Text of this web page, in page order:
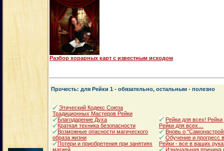
Разбор хорарных карт с известным исходом
Прочесть: для Рейки 1 - обязательно, остальным - полезно
Этический Кодекс Союза
Традиционных Мастеров Рейки
Благодарение Духа
Краткая техника безопасности
Возможные опасности магического
образа жизни
Потери и приобретения при занятиях
магией
Рейки для всех!
Рейки для всех…
Вновь о
Обучение и прогресс
Рейки - все в ваших
Изначальная